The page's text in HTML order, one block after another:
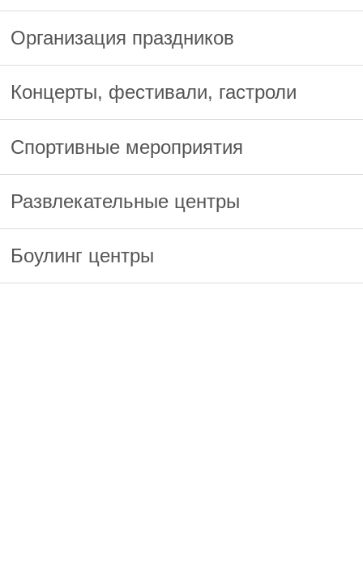
Организация праздников
Концерты, фестивали, гастроли
Спортивные мероприятия
Развлекательные центры
Боулинг центры